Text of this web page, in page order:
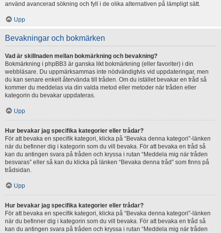
använd avancerad sökning och fyll i de olika alternativen på lämpligt sätt.
Upp
Bevakningar och bokmärken
Vad är skillnaden mellan bokmärkning och bevakning?
Bokmärkning i phpBB3 är ganska likt bokmärkning (eller favoriter) i din
webbläsare. Du uppmärksammas inte nödvändigtvis vid uppdateringar, men
du kan senare enkelt återvända till tråden. Om du istället bevakar en tråd så
kommer du meddelas via din valda metod eller metoder när tråden eller
kategorin du bevakar uppdateras.
Upp
Hur bevakar jag specifika kategorier eller trådar?
För att bevaka en specifik kategori, klicka på “Bevaka denna kategori”-länken
när du befinner dig i kategorin som du vill bevaka. För att bevaka en tråd så
kan du antingen svara på tråden och kryssa i rutan “Meddela mig när tråden
besvaras” eller så kan du klicka på länken “Bevaka denna tråd” som finns på
trådsidan.
Upp
Hur bevakar jag specifika kategorier eller trådar?
För att bevaka en specifik kategori, klicka på “Bevaka denna kategori”-länken
när du befinner dig i kategorin som du vill bevaka. För att bevaka en tråd så
kan du antingen svara på tråden och kryssa i rutan “Meddela mig när tråden